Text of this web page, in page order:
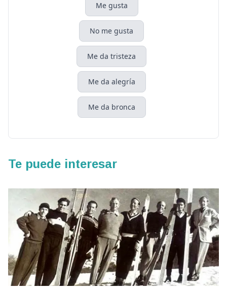
Me gusta
No me gusta
Me da tristeza
Me da alegría
Me da bronca
Te puede interesar